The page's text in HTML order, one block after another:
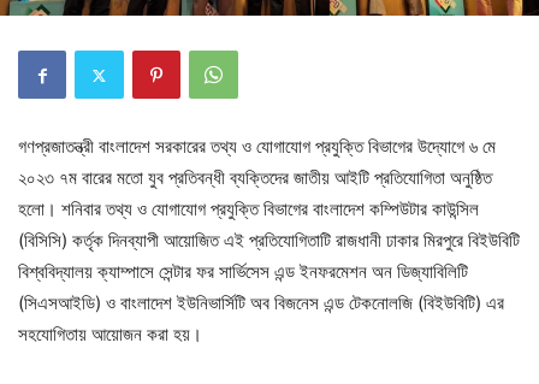
গণপ্রজাতন্ত্রী বাংলাদেশ সরকারের তথ্য ও যোগাযোগ প্রযুক্তি বিভাগের উদ্যোগে ৬ মে
২০২৩ ৭ম বারের মতো যুব প্রতিবন্ধী ব্যক্তিদের জাতীয় আইটি প্রতিযোগিতা অনুষ্ঠিত
হলো। শনিবার তথ্য ও যোগাযোগ প্রযুক্তি বিভাগের বাংলাদেশ কম্পিউটার কাউন্সিল
(বিসিসি) কর্তৃক দিনব্যাপী আয়োজিত এই প্রতিযোগিতাটি রাজধানী ঢাকার মিরপুরে বিইউবিটি
বিশ্ববিদ্যালয় ক্যাম্পাসে সেন্টার ফর সার্ভিসেস এন্ড ইনফরমেশন অন ডিজ্যাবিলিটি
(সিএসআইডি) ও বাংলাদেশ ইউনিভার্সিটি অব বিজনেস এন্ড টেকনোলজি (বিইউবিটি) এর
সহযোগিতায় আয়োজন করা হয়।